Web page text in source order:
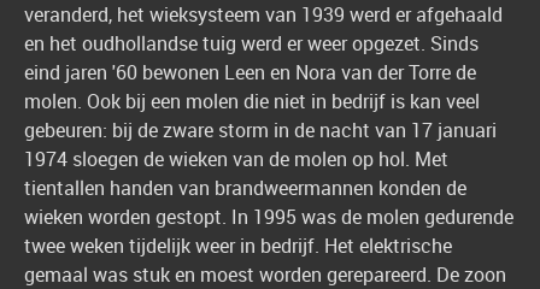
veranderd, het wieksysteem van 1939 werd er afgehaald
en het oudhollandse tuig werd er weer opgezet. Sinds
eind jaren '60 bewonen Leen en Nora van der Torre de
molen. Ook bij een molen die niet in bedrijf is kan veel
gebeuren: bij de zware storm in de nacht van 17 januari
1974 sloegen de wieken van de molen op hol. Met
tientallen handen van brandweermannen konden de
wieken worden gestopt. In 1995 was de molen gedurende
twee weken tijdelijk weer in bedrijf. Het elektrische
gemaal was stuk en moest worden gerepareerd. De zoon